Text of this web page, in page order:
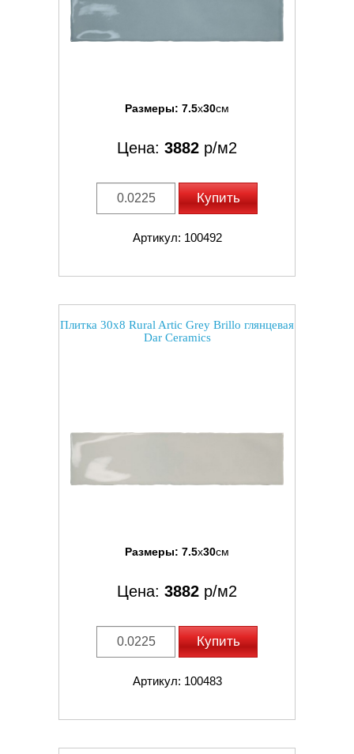
Размеры: 7.5x30см
Цена: 3882 р/м2
Купить
Артикул: 100492
Плитка 30x8 Rural Artic Grey Brillo глянцевая
Dar Ceramics
Размеры: 7.5x30см
Цена: 3882 р/м2
Купить
Артикул: 100483